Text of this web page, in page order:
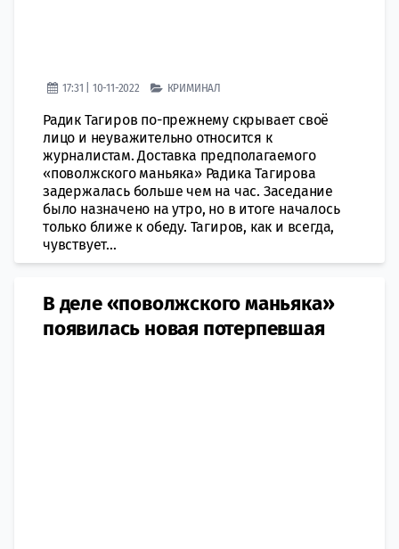
17:31 | 10-11-2022 КРИМИНАЛ
Радик Тагиров по-прежнему скрывает своё
лицо и неуважительно относится к
журналистам. Доставка предполагаемого
«поволжского маньяка» Радика Тагирова
задержалась больше чем на час. Заседание
было назначено на утро, но в итоге началось
только ближе к обеду. Тагиров, как и всегда,
чувствует...
В деле «поволжского маньяка»
появилась новая потерпевшая